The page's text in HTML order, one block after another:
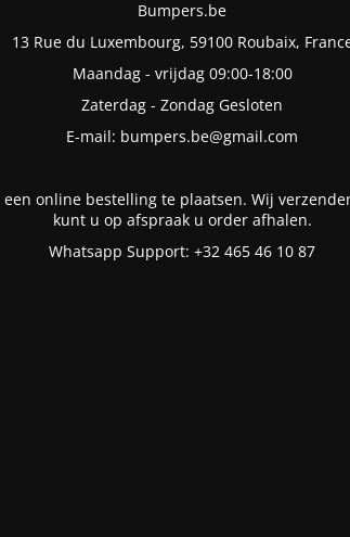
Bumpers.be
13 Rue du Luxembourg, 59100 Roubaix,
Maandag - vrijdag 09:00-18:00
Zaterdag - Zondag Gesloten
E-mail: bumpers.be@gmail.com
online bestelling te plaatsen. Wij
kunt u op afspraak u order afhalen.
Whatsapp Support: +32 465 46 10 87